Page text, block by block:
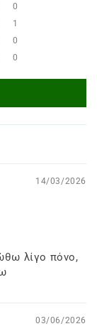
0
1
0
0
14/03/2026
λίγο πόνο,
03/06/2026